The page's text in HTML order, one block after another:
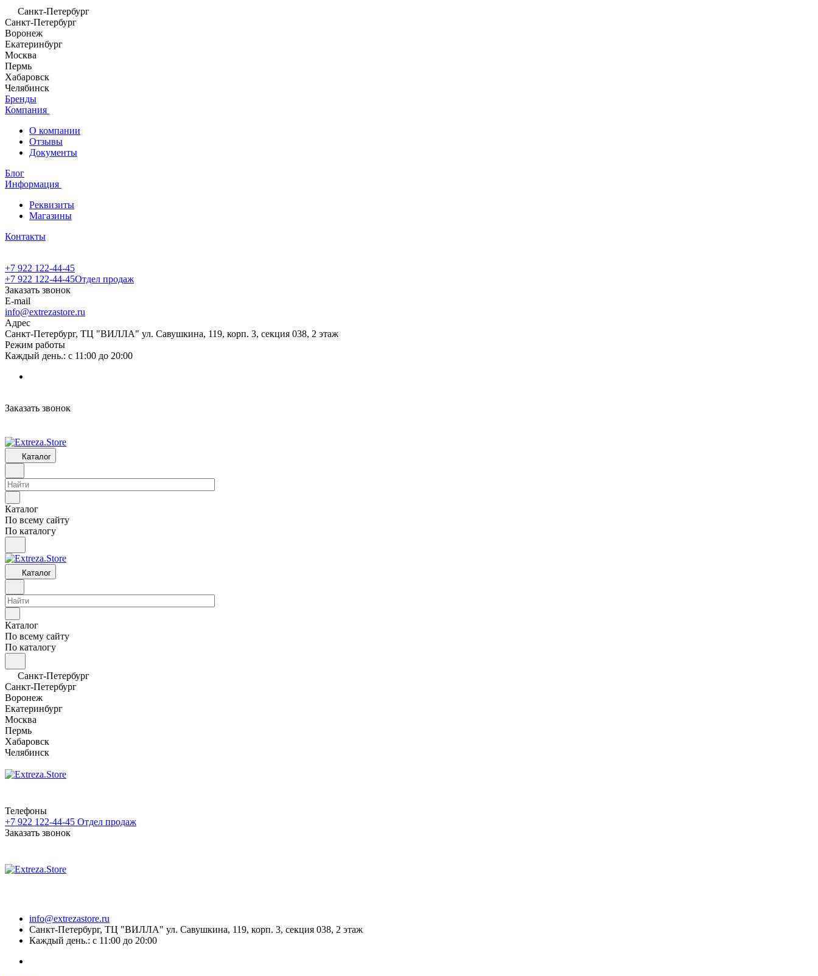
Санкт-Петербург
Санкт-Петербург
Воронеж
Екатеринбург
Москва
Пермь
Хабаровск
Челябинск
Бренды
Компания
О компании
Отзывы
Документы
Блог
Информация
Реквизиты
Магазины
Контакты
+7 922 122-44-45
+7 922 122-44-45Отдел продаж
Заказать звонок
E-mail
info@extrezastore.ru
Адрес
Санкт-Петербург, ТЦ "ВИЛЛА" ул. Савушкина, 119, корп. 3, секция 038, 2 этаж
Режим работы
Каждый день.: с 11:00 до 20:00
Заказать звонок
Каталог
Каталог
По всему сайту
По каталогу
Каталог
Каталог
По всему сайту
По каталогу
Санкт-Петербург
Санкт-Петербург
Воронеж
Екатеринбург
Москва
Пермь
Хабаровск
Челябинск
Телефоны
+7 922 122-44-45 Отдел продаж
Заказать звонок
info@extrezastore.ru
Санкт-Петербург, ТЦ "ВИЛЛА" ул. Савушкина, 119, корп. 3, секция 038, 2 этаж
Каждый день.: с 11:00 до 20:00